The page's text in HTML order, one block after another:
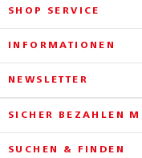
SHOP SERVICE
INFORMATIONEN
NEWSLETTER
SICHER BEZAHLEN
SUCHEN & FINDEN